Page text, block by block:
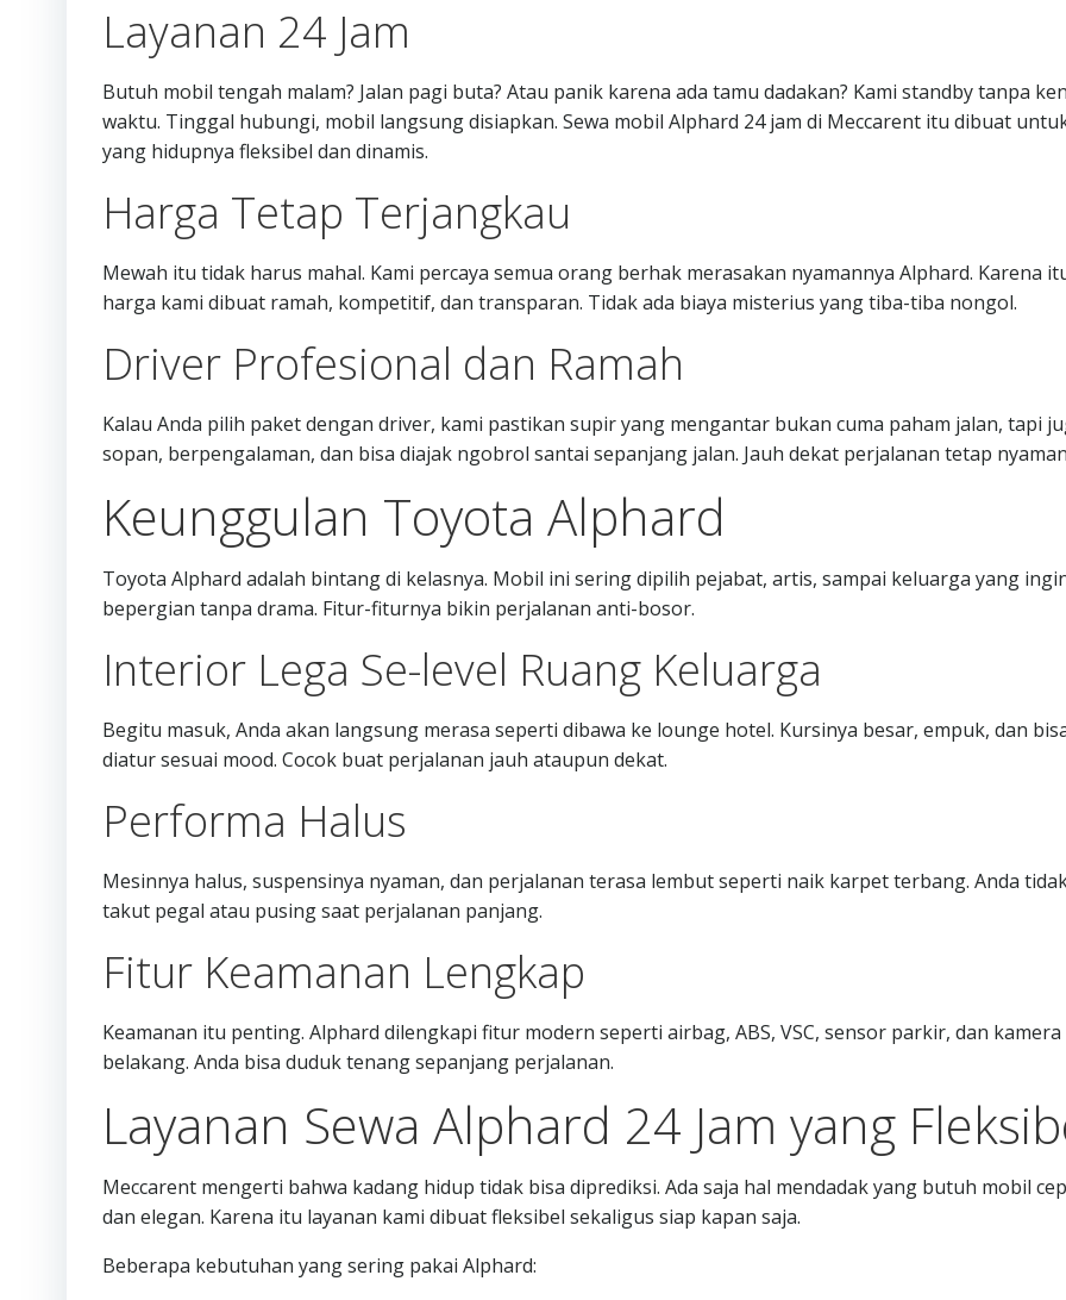
Layanan 24 Jam
Butuh mobil tengah malam? Jalan pagi buta? Atau panik karena ada tamu dadakan? Kami standby tanpa
waktu. Tinggal hubungi, mobil langsung disiapkan. Sewa mobil Alphard 24 jam di Meccarent itu dibuat
yang hidupnya fleksibel dan dinamis.
Harga Tetap Terjangkau
Mewah itu tidak harus mahal. Kami percaya semua orang berhak merasakan nyamannya Alphard. Karena
harga kami dibuat ramah, kompetitif, dan transparan. Tidak ada biaya misterius yang tiba-tiba nongol.
Driver Profesional dan Ramah
Kalau Anda pilih paket dengan driver, kami pastikan supir yang mengantar bukan cuma paham jalan, tapi
sopan, berpengalaman, dan bisa diajak ngobrol santai sepanjang jalan. Jauh dekat perjalanan tetap
Keunggulan Toyota Alphard
Toyota Alphard adalah bintang di kelasnya. Mobil ini sering dipilih pejabat, artis, sampai keluarga yang
bepergian tanpa drama. Fitur-fiturnya bikin perjalanan anti-bosor.
Interior Lega Se-level Ruang Keluarga
Begitu masuk, Anda akan langsung merasa seperti dibawa ke lounge hotel. Kursinya besar, empuk, dan
diatur sesuai mood. Cocok buat perjalanan jauh ataupun dekat.
Performa Halus
Mesinnya halus, suspensinya nyaman, dan perjalanan terasa lembut seperti naik karpet terbang. Anda
takut pegal atau pusing saat perjalanan panjang.
Fitur Keamanan Lengkap
Keamanan itu penting. Alphard dilengkapi fitur modern seperti airbag, ABS, VSC, sensor parkir, dan kamera
belakang. Anda bisa duduk tenang sepanjang perjalanan.
Layanan Sewa Alphard 24 Jam yang
Meccarent mengerti bahwa kadang hidup tidak bisa diprediksi. Ada saja hal mendadak yang butuh mobil
dan elegan. Karena itu layanan kami dibuat fleksibel sekaligus siap kapan saja.
Beberapa kebutuhan yang sering pakai Alphard: